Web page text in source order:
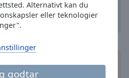
Alternativt kan du
eller teknologier
godtar
Radio Boxapplikasjon
din og lytt til dine favoritt